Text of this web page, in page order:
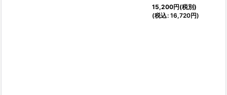
15,200円(税別)
(税込: 16,720円)